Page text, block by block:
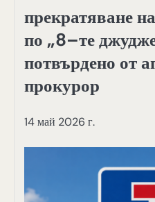
прекратяване
по „8–те
потвърдено от
прокурор
14 май 2026 г.